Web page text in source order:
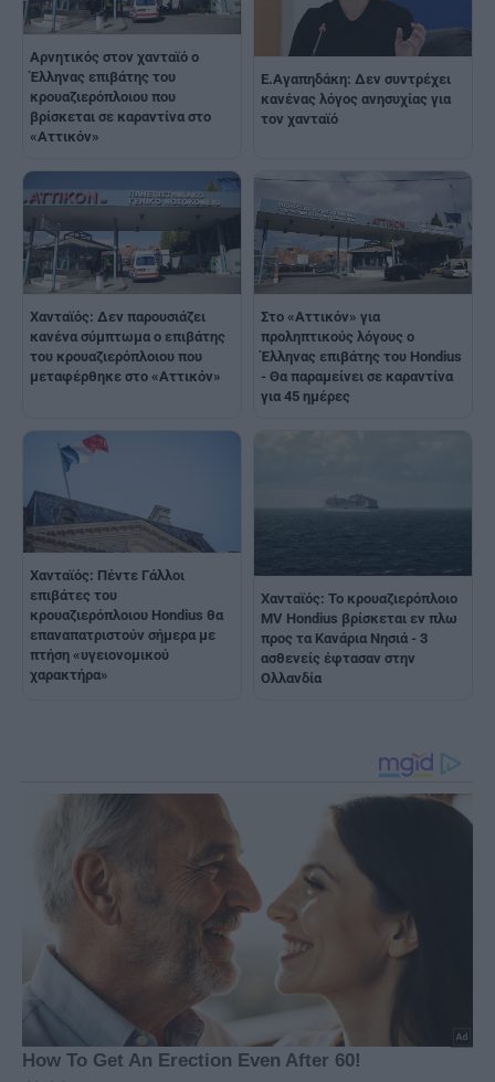
Αρνητικός στον χανταϊό ο
Έλληνας επιβάτης του
κρουαζιερόπλοιου που
βρίσκεται σε καραντίνα στο
«Αττικόν»
Ε.Αγαπηδάκη: Δεν συντρέχει
κανένας λόγος ανησυχίας για
τον χανταϊό
Χανταϊός: Δεν παρουσιάζει
κανένα σύμπτωμα ο επιβάτης
του κρουαζιερόπλοιου που
μεταφέρθηκε στο «Αττικόν»
Στο «Αττικόν» για
προληπτικούς λόγους ο
Έλληνας επιβάτης του Hondius
- Θα παραμείνει σε καραντίνα
για 45 ημέρες
Χανταϊός: Πέντε Γάλλοι
επιβάτες του
κρουαζιερόπλοιου Hondius θα
επαναπατριστούν σήμερα με
πτήση «υγειονομικού
χαρακτήρα»
Χανταϊός: Το κρουαζιερόπλοιο
MV Hondius βρίσκεται εν πλω
προς τα Κανάρια Νησιά - 3
ασθενείς έφτασαν στην
Ολλανδία